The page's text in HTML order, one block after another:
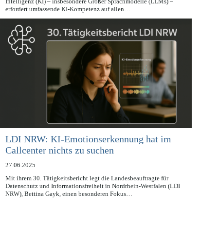
Die sichere und datenschutzkonforme Nutzung von Künstlicher
Intelligenz (KI) – insbesondere Großer Sprachmodelle (LLMs) –
erfordert umfassende KI-Kompetenz auf allen…
LDI NRW: KI-Emotionserkennung hat im
Callcenter nichts zu suchen
27.06.2025
Mit ihrem 30. Tätigkeitsbericht legt die Landesbeauftragte für
Datenschutz und Informationsfreiheit in Nordrhein-Westfalen (LDI